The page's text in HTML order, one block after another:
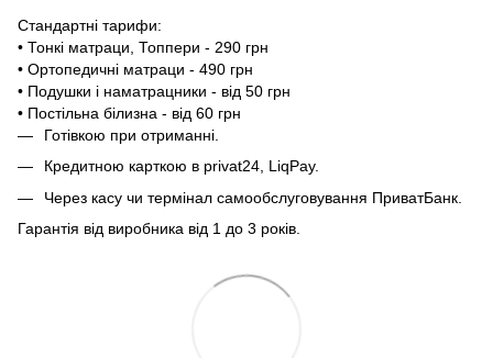
Стандартні тарифи:
• Тонкі матраци, Топпери - 290 грн
• Ортопедичні матраци - 490 грн
• Подушки і наматрацники - від 50 грн
• Постільна білизна - від 60 грн
Готівкою при отриманні.
Кредитною карткою в privat24, LiqPay.
Через касу чи термінал самообслуговування ПриватБанк.
Гарантія від виробника від 1 до 3 років.